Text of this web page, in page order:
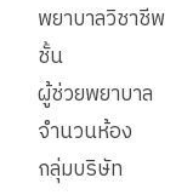
พยาบาลวิชาชีพ
ชั้น
ผู้ช่วยพยาบาล
จำนวนห้อง
กลุ่มบริษัท